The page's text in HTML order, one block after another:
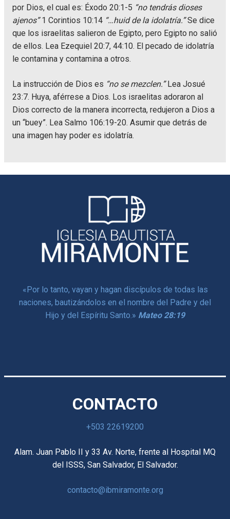
por Dios, el cual es: Éxodo 20:1-5 “no tendrás dioses
ajenos”1 Corintios 10:14 “…huid de la idolatría.”Se dice
que los israelitas salieron de Egipto, pero Egipto no salió
de ellos. Lea Ezequiel 20:7, 44:10. El pecado de idolatría
le contamina y contamina a otros.
La instrucción de Dios es “no se mezclen.”Lea Josué
23:7. Huya, aférrese a Dios. Los israelitas adoraron al
Dios correcto de la manera incorrecta, redujeron a Dios a
un “buey”. Lea Salmo 106:19-20. Asumir que detrás de
una imagen hay poder es idolatría.
« Por lo tanto, vayan y hagan discípulos de todas las
naciones, bautizándolos en el nombre del Padre y del
Hijo y del Espíritu Santo.» Mateo 28:19
CONTACTO
+503 22619200
Alam. Juan Pablo II y 33 Av. Norte, frente al Hospital MQ
del ISSS, San Salvador, El Salvador.
contacto@ibmiramonte.org